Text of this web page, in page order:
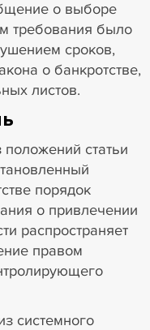
о выборе
требования было
сроков,
о банкротстве,
листов.
статьи
порядок
о привлечении
распространяет
правом
системного